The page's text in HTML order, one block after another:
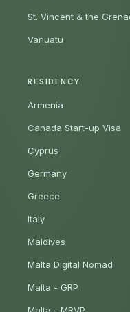
St. Vincent & the
Vanuatu
RESIDENCY
Armenia
Canada Start-up Visa
Cyprus
Germany
Greece
Italy
Maldives
Malta Digital Nomad
Malta - GRP